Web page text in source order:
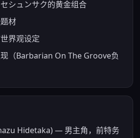
シュンサク的黄金组合
材
界观设定
（Barbarian On The Groove负
Hidetaka) — 男主角，前特务